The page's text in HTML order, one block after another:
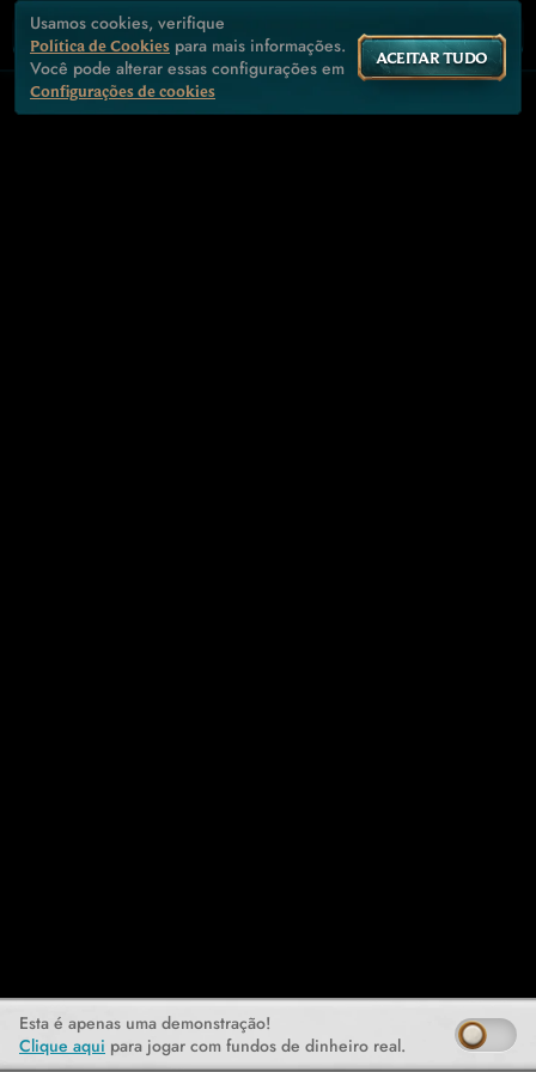
Esta é apenas uma demonstração!
Clique aqui para jogar com fundos de dinheiro real.
Usamos cookies, verifique
Política de Cookies para mais informações.
Você pode alterar essas configurações em
Configurações de cookies
ACEITAR TUDO